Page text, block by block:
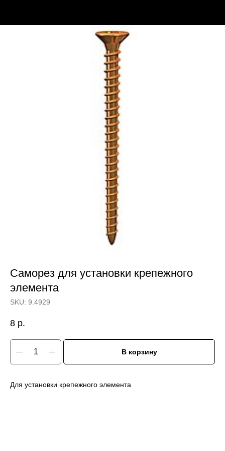
Саморез для установки крепежного
элемента
SKU: 9.4929
8 р.
В корзину
Для установки крепежного элемента